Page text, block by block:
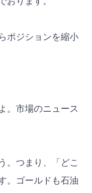
ポジションを縮小
。市場のニュース
。つまり、「どこ
。ゴールドも石油